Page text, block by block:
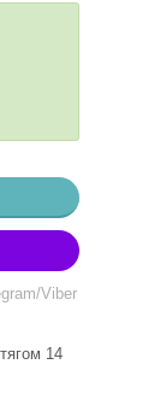
Viber
14